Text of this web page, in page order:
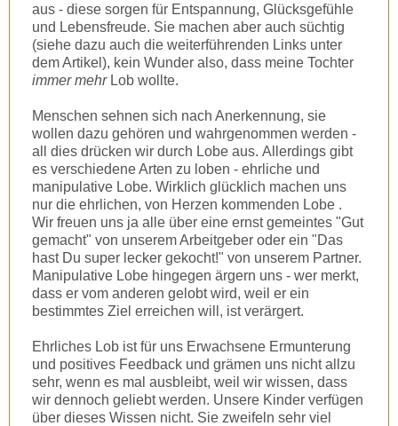
aus - diese sorgen für Entspannung, Glücksgefühle
und Lebensfreude. Sie machen aber auch süchtig
(siehe dazu auch die weiterführenden Links unter
dem Artikel), kein Wunder also, dass meine Tochter
immer mehrLob wollte.
Menschen sehnen sich nach Anerkennung, sie
wollen dazu gehören und wahrgenommen werden -
all dies drücken wir durch Lobe aus. Allerdings gibt
es verschiedene Arten zu loben - ehrliche und
manipulative Lobe. Wirklich glücklich machen uns
nur die ehrlichen, von Herzen kommenden Lobe .
Wir freuen uns ja alle über eine ernst gemeintes "Gut
gemacht" von unserem Arbeitgeber oder ein "Das
hast Du super lecker gekocht!" von unserem Partner.
Manipulative Lobe hingegen ärgern uns - wer merkt,
dass er vom anderen gelobt wird, weil er ein
bestimmtes Ziel erreichen will, ist verärgert.
Ehrliches Lob ist für uns Erwachsene Ermunterung
und positives Feedback und grämen uns nicht allzu
sehr, wenn es mal ausbleibt, weil wir wissen, dass
wir dennoch geliebt werden. Unsere Kinder verfügen
über dieses Wissen nicht. Sie zweifeln sehr viel